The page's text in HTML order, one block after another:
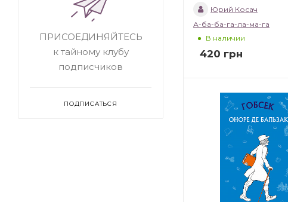
Юрий Косач
А-ба-ба-га-ла-ма-га
В наличии
420 грн
ПРИСОЕДИНЯЙТЕСЬ
к тайному клубу
подписчиков
ПОДПИСАТЬСЯ